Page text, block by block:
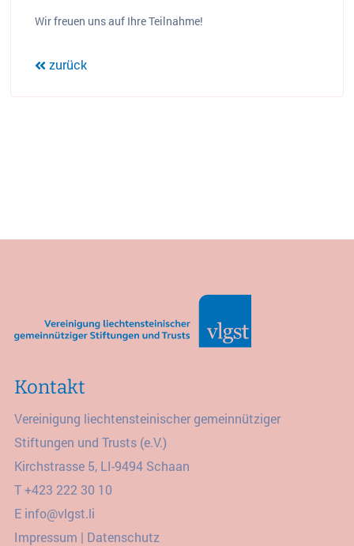
Wir freuen uns auf Ihre Teilnahme!
zurück
Kontakt
Vereinigung liechtensteinischer gemeinnütziger
Stiftungen und Trusts (e.V.)
Kirchstrasse 5, LI-9494 Schaan
T+423 222 30 10
E info@vlgst.li
Impressum | Datenschutz